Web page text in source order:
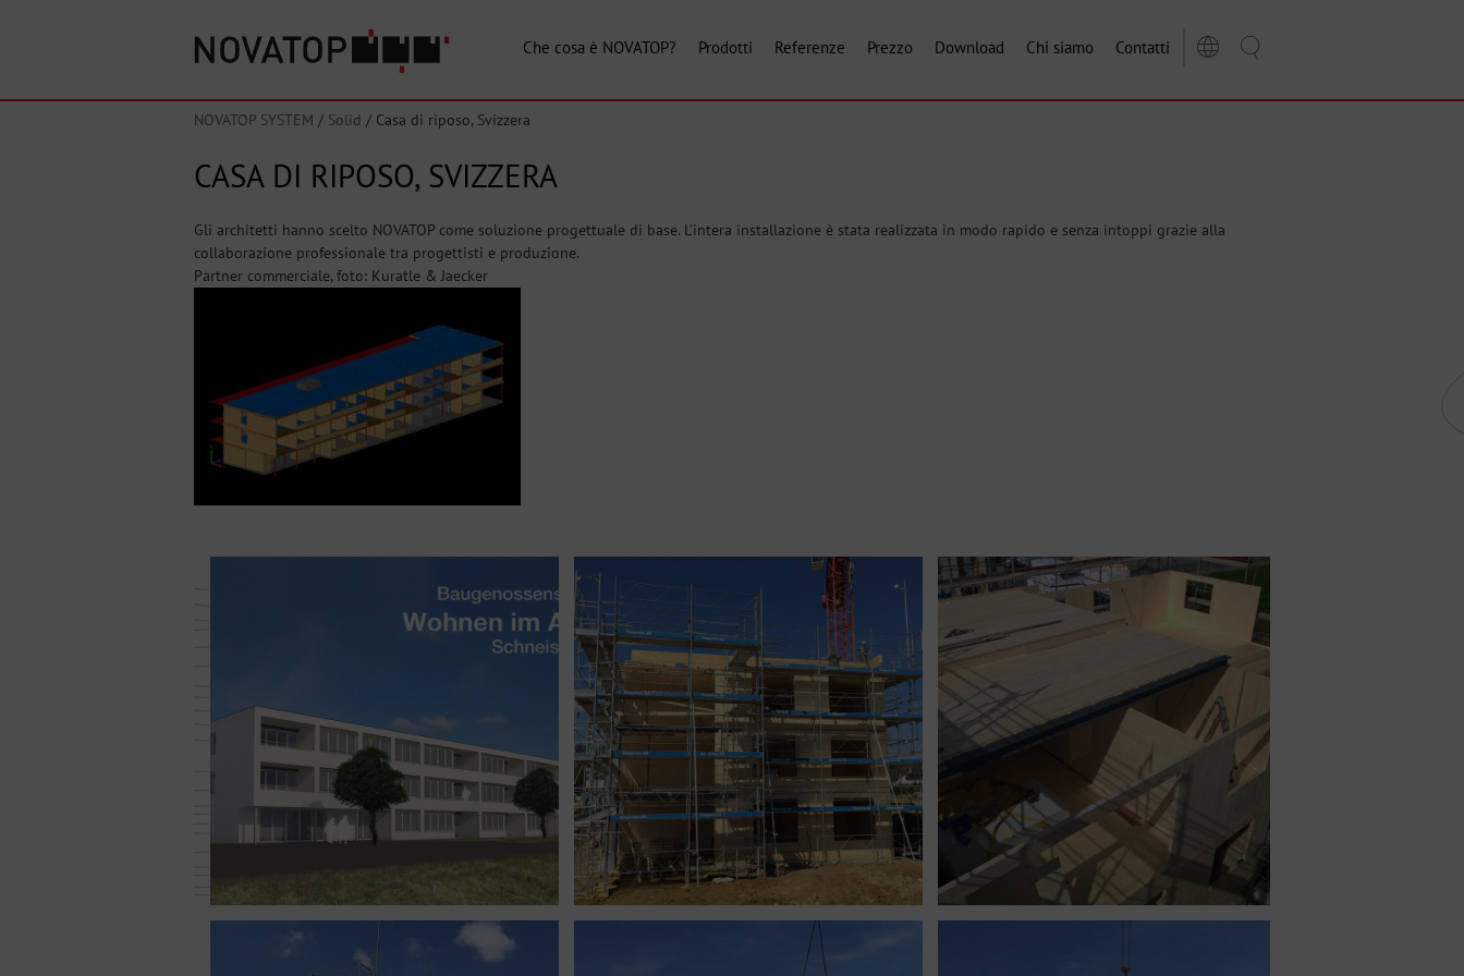
Che cosa è NOVATOP? Prodotti Referenze Prezzo Download Chi siamo Contatti
NOVATOP SYSTEM / Solid / Casa di riposo, Svizzera
CASA DI RIPOSO, SVIZZERA
Gli architetti hanno scelto NOVATOP come soluzione progettuale di base. L’intera installazione è stata realizzata in modo rapido e senza intoppi grazie alla
collaborazione professionale tra progettisti e produzione.
Partner commerciale, foto: Kuratle & Jaecker